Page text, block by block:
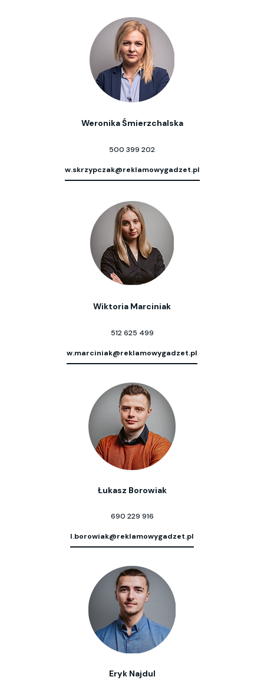
Weronika Śmierzchalska
500 399 202
w.skrzypczak@reklamowygadzet.pl
Wiktoria Marciniak
512 625 499
w.marciniak@reklamowygadzet.pl
Łukasz Borowiak
690 229 916
l.borowiak@reklamowygadzet.pl
Eryk Najdul